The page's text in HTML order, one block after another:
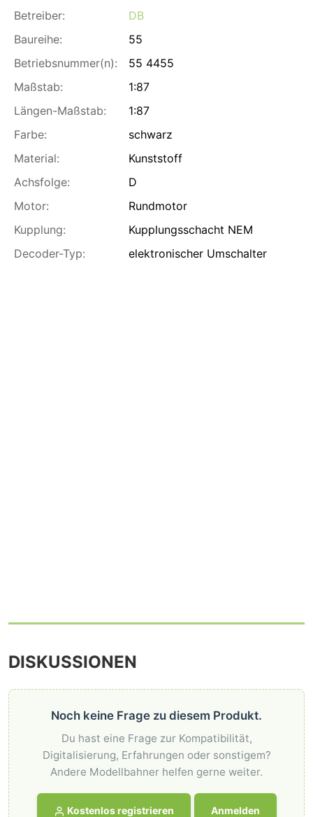
Betreiber:
DB
Baureihe:
55
Betriebsnummer(n):
55 4455
Maßstab:
1:87
Längen-Maßstab:
1:87
Farbe:
schwarz
Material:
Kunststoff
Achsfolge:
D
Motor:
Rundmotor
Kupplung:
Kupplungsschacht NEM
Decoder-Typ:
elektronischer Umschalter
DISKUSSIONEN
Noch keine Frage zu diesem Produkt.
Du hast eine Frage zur Kompatibilität,
Digitalisierung, Erfahrungen oder sonstigem?
Andere Modellbahner helfen gerne weiter.
Kostenlos registrieren Anmelden